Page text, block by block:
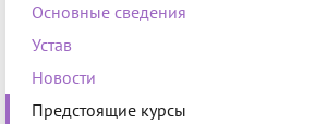
Основные сведения
Устав
Новости
Предстоящие курсы